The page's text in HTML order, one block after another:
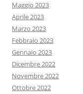
Maggio 2023
Aprile 2023
Marzo 2023
Febbraio 2023
Gennaio 2023
Dicembre 2022
Novembre 2022
Ottobre 2022